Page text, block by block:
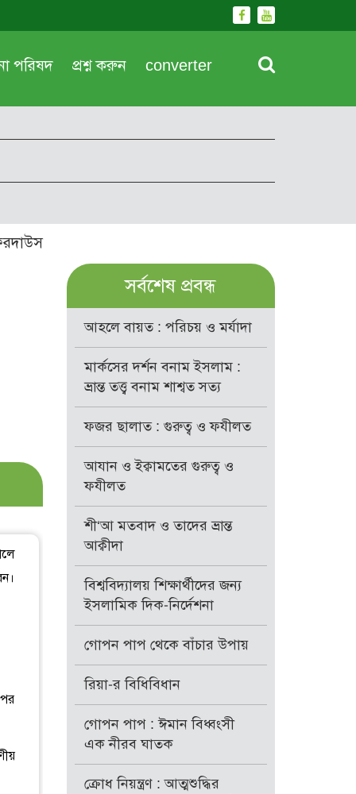
পরিষদ প্রশ্ন করুন converter
সর্বশেষ প্রবন্ধ
আহলে বায়ত : পরিচয় ও মর্যাদা
মার্কসের দর্শন বনাম ইসলাম :
ভ্রান্ত তত্ত্ব বনাম শাশ্বত সত্য
ফজর ছালাত : গুরুত্ব ও ফযীলত
আযান ও ইক্বামতের গুরুত্ব ও
ফযীলত
শী‘আ মতবাদ ও তাদের ভ্রান্ত
আক্বীদা
বিশ্ববিদ্যালয় শিক্ষার্থীদের জন্য
ইসলামিক দিক-নির্দেশনা
গোপন পাপ থেকে বাঁচার উপায়
রিয়া-র বিধিবিধান
গোপন পাপ : ঈমান বিধ্বংসী
এক নীরব ঘাতক
ক্রোধ নিয়ন্ত্রণ : আত্মশুদ্ধির